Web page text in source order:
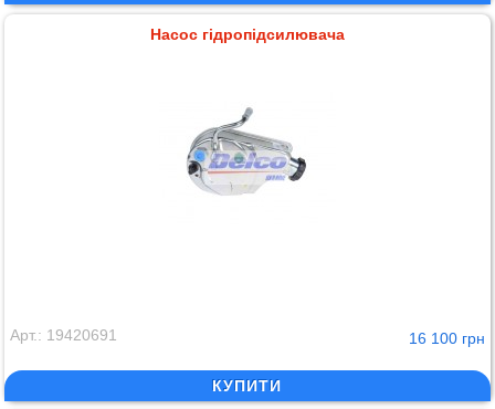
Насос гідропідсилювача
Арт.: 19420691 16 100 грн
КУПИТИ